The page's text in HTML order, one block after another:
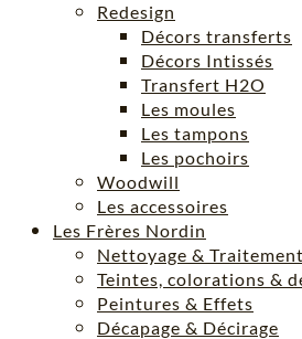
Redesign
Décors transferts
Décors Intissés
Transfert H2O
Les moules
Les tampons
Les pochoirs
Woodwill
Les accessoires
Les Frères Nordin
Nettoyage & Traitement
Teintes, colorations &
Peintures & Effets
Décapage & Décirage